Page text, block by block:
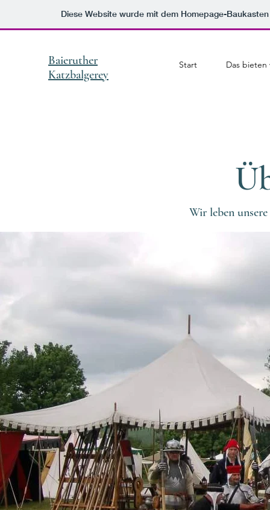
Diese Website wurde mit dem Homepage-
Baieruther
Katzbalgerey
Start Das bieten
Wir leben